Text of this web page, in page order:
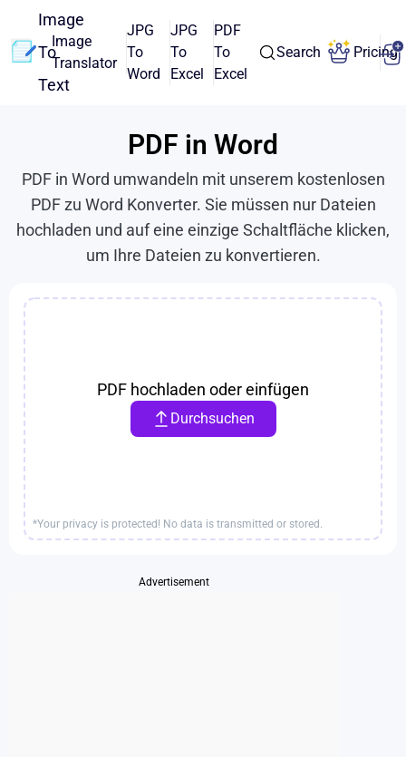
Image
To
Text
Image
Translator
JPG
To
Word
JPG
To
Excel
PDF
To
Excel
Search Pricing
PDF in Word
PDF in Word umwandeln mit unserem kostenlosen
PDF zu Word Konverter. Sie müssen nur Dateien
hochladen und auf eine einzige Schaltfläche klicken,
um Ihre Dateien zu konvertieren.
PDF hochladen oder einfügen
Durchsuchen
*Your privacy is protected! No data is transmitted or stored.
Advertisement